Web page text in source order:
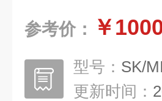
参考价： ￥
型号： SK/
更新时间：